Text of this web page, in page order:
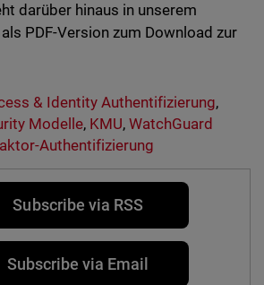
darüber hinaus in unserem
PDF-Version zum Download zur
& Identity Authentifizierung,
Modelle, KMU,WatchGuard
Authentifizierung
Subscribe via RSS
Subscribe via Email